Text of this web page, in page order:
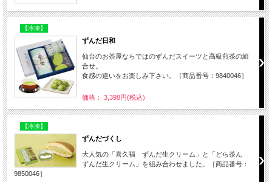
【冷凍】
ずんだ日和
仙台のお茶屋ならではのずんだスイーツと高級煎茶の組
合せ。
食感の違いをお楽しみ下さい。［商品番号：9840046］
価格： 3,398円(税込)
【冷凍】
ずんだづくし
大人気の「喜久福 ずんだ生クリーム」と「どら茶ん
ずんだ生クリーム」を組み合わせました。［商品番号：
9850046］